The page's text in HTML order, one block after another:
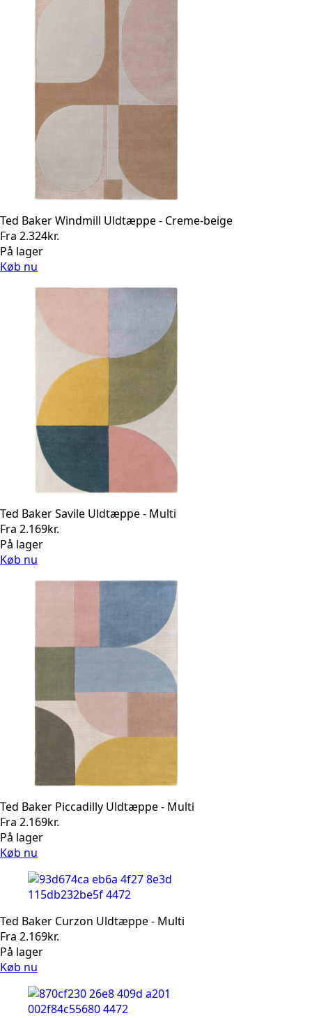
Ted Baker Windmill Uldtæppe - Creme-beige
Fra 2.324kr.
På lager
Køb nu
Ted Baker Savile Uldtæppe - Multi
Fra 2.169kr.
På lager
Køb nu
Ted Baker Piccadilly Uldtæppe - Multi
Fra 2.169kr.
På lager
Køb nu
Ted Baker Curzon Uldtæppe - Multi
Fra 2.169kr.
På lager
Køb nu